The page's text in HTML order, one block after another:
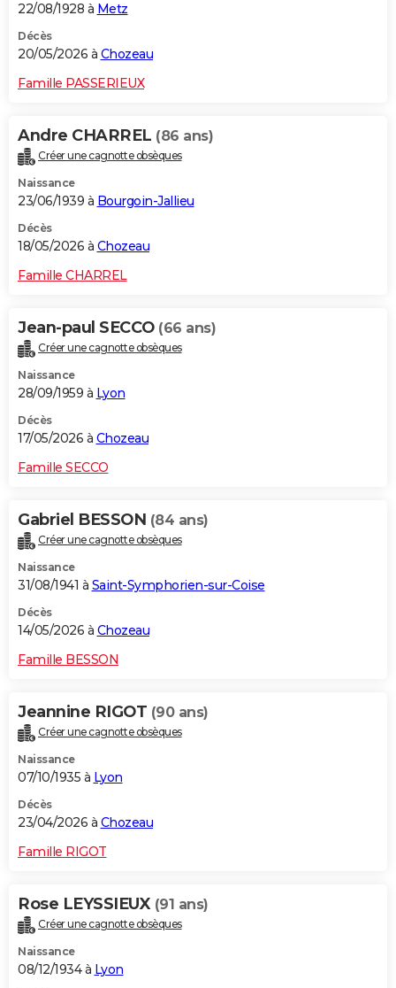
22/08/1928 à Metz
Décès
20/05/2026 à Chozeau
Famille PASSERIEUX
Andre CHARREL (86 ans)
Créer une cagnotte obsèques
Naissance
23/06/1939 à Bourgoin-Jallieu
Décès
18/05/2026 à Chozeau
Famille CHARREL
Jean-paul SECCO (66 ans)
Créer une cagnotte obsèques
Naissance
28/09/1959 à Lyon
Décès
17/05/2026 à Chozeau
Famille SECCO
Gabriel BESSON (84 ans)
Créer une cagnotte obsèques
Naissance
31/08/1941 à Saint-Symphorien-sur-Coise
Décès
14/05/2026 à Chozeau
Famille BESSON
Jeannine RIGOT (90 ans)
Créer une cagnotte obsèques
Naissance
07/10/1935 à Lyon
Décès
23/04/2026 à Chozeau
Famille RIGOT
Rose LEYSSIEUX (91 ans)
Créer une cagnotte obsèques
Naissance
08/12/1934 à Lyon